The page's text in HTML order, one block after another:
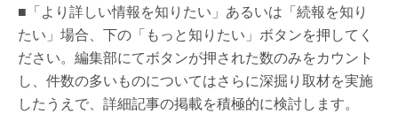
■「より詳しい情報を知りたい」あるいは「続報を知り
たい」場合、下の「もっと知りたい」ボタンを押してく
ださい。編集部にてボタンが押された数のみをカウント
し、件数の多いものについてはさらに深掘り取材を実施
したうえで、詳細記事の掲載を積極的に検討します。